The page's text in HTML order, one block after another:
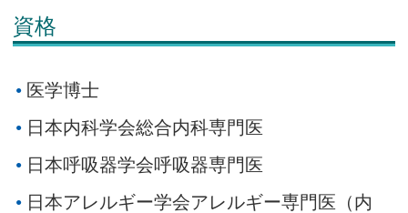
資格
医学博士
日本内科学会総合内科専門医
日本呼吸器学会呼吸器専門医
日本アレルギー学会アレルギー専門医（内